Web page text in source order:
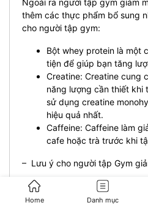
thêm các thực phẩm bổ sung
cho người tập gym:
Bột whey protein là một
tiện để giúp bạn tăng
Creatine: Creatine cung
năng lượng cần thiết khi
sử dụng creatine
hiệu quả nhất.
Caffeine: Caffeine làm
cafe hoặc trà trước khi
– Lưu ý cho người tập Gym
Không bỏ bữa đặc biệt
dưỡng và calo tập
Home Danh mục